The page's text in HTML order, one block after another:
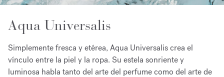
Aqua Universalis
Simplemente fresca y etérea, Aqua Universalis crea el
vínculo entre la piel y la ropa. Su estela sonriente y
luminosa habla tanto del arte del perfume como del arte de